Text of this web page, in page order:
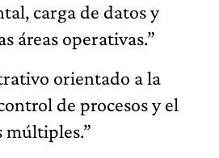
carga de datos y
áreas operativas.”
orientado a la
de procesos y el
múltiples.”